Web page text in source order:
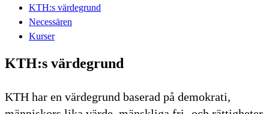
KTH:s värdegrund
Necessären
Kurser
KTH:s värdegrund
KTH har en värdegrund baserad på demokrati,